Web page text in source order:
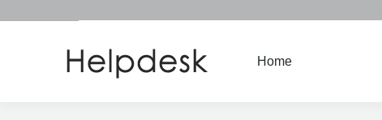
Home
Home